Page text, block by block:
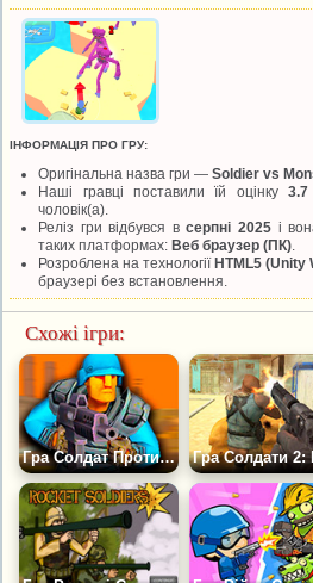
ІНФОРМАЦІЯ ПРО ГРУ:
Оригінальна назва гри —Soldier vs
Наші гравці поставили їй оцінку
чоловік(а).
Реліз гри відбувся всерпні 2025і
таких платформах:Веб браузер (ПК)
Розроблена на технологіїHTML5 (Unity
браузері без встановлення.
Схожі ігри:
Гра Солдат Проти Жуків